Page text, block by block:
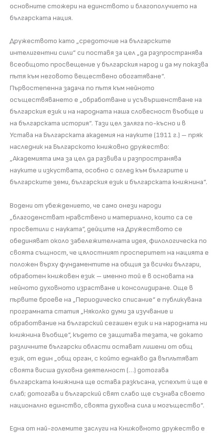
основните стожери на единството и благополучието на
българската нация.
Дружеството като „средоточие на българските
интелигентни сили“ си поставя за цел „да разпространява
всеобщото просвещение у българския народ и да му показва
пътя към неговото веществено обогатяване“.
Първостепенна задача по пътя към нейното
осъществяването е „обработване и усъвършенстване на
българския език и на народната наша словесност въобще и
на българската история“. Тази цел заляга по-късно и в
Устава на Българската академия на науките (1911 г.) – пряк
наследник на Българското книжовно дружество:
„Академията има за цел да развива и разпространява
науките и изкуствата, особно с оглед към българите и
българските земи, българския език и българската книжнина“.
Водени от убеждението, че само онези народи
„благоденстват нравствено и материално, които са се
просветили с науката“, дейците на Дружеството се
обединяват около забележителната идея, филологическа по
своята същност, че цялостният просперитет на нацията е
положен върху фундаментите на общия за всички българи,
обработен книжовен език – именно той е в основата на
нейното духовното израстване и консолидиране. Още в
първите броеве на „Периодическо списание“ е публикувана
програмната статия „Няколко думи за изучвание и
обработвание на българский сегашен език и на народната ни
книжнина въобще“, където се защитава тезата, че докато
различните български области остават лишени от общ
език, от един „общ орган, с който еднакво да въплътяват
своята висша духовна деятелност (…) дотогава
българската книжнина ще остава разкъсана, успехът ѝ ще е
слаб; дотогава и българский свят слабо ще съзнава своето
национално единство, своята духовна сила и могъщество“.
Една от най-големите заслуги на Книжовното дружество е